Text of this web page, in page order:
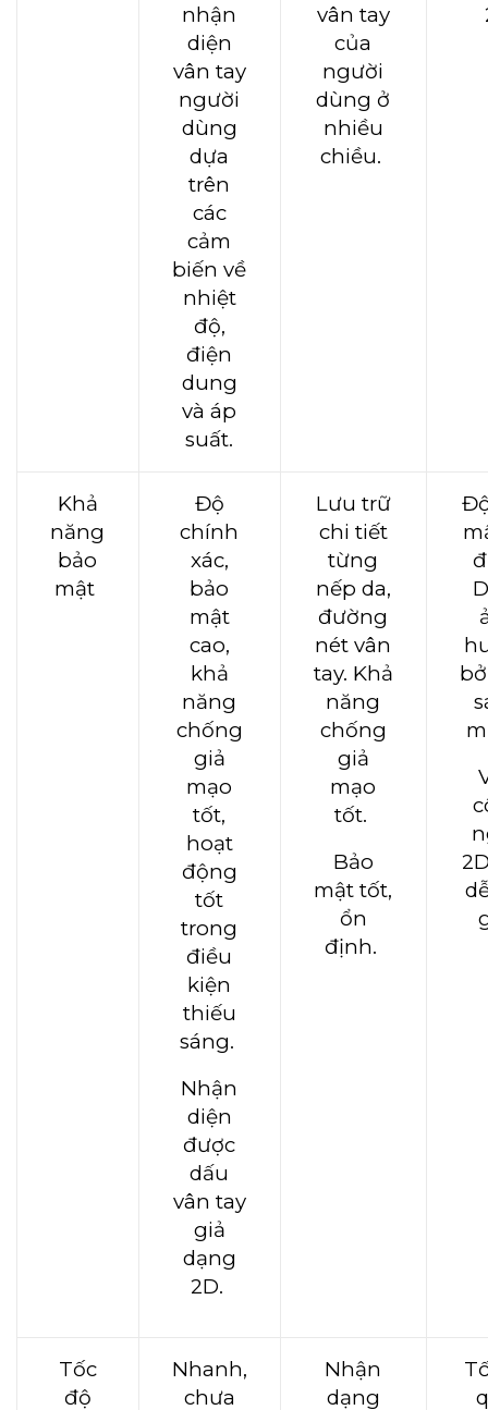
nhận
diện
vân tay
người
dùng
dựa
trên
các
cảm
biến về
nhiệt
độ,
điện
dung
và áp
suất.
vân tay
của
người
dùng ở
nhiều
chiều.
Khả
năng
bảo
mật
Độ
chính
xác,
bảo
mật
cao,
khả
năng
chống
giả
mạo
tốt,
hoạt
động
tốt
trong
điều
kiện
thiếu
sáng.
Nhận
diện
được
dấu
vân tay
giả
dạng
2D.
Lưu trữ
chi tiết
từng
nếp da,
đường
nét vân
tay. Khả
năng
chống
giả
mạo
tốt.
Bảo
mật tốt,
ổn
định.
Tốc
độ
Nhanh,
chưa
Nhận
dạng